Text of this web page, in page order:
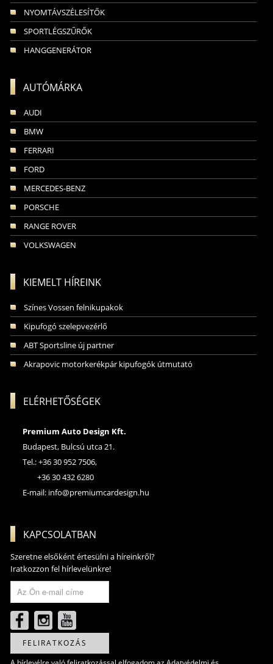
NYOMTÁVSZÉLESÍTŐK
SPORTLÉGSZŰRŐK
HANGGENERÁTOR
AUTÓMÁRKA
AUDI
BMW
FERRARI
FORD
MERCEDES-BENZ
PORSCHE
RANGE ROVER
VOLKSWAGEN
KIEMELT HÍREINK
Színes Vossen felnikupakok
Kipufogó szelepvezérlő
ABT Sportsline új partner
Akrapovic motorkerékpár kipufogók útmutató
ELÉRHETŐSÉGEK
Premium Auto Design Kft.
Budapest, Bulcsú utca 21.
Tel.: +36 30 952 7506,
+36 30 432 6280
E-mail: info@premiumcardesign.hu
KAPCSOLATBAN
Szeretne elsőként értesülni a híreinkről?
Iratkozzon fel hírlevelünkre!
FELIRATKOZÁS